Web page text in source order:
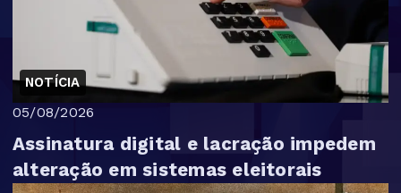
NOTÍCIA
05/08/2026
Assinatura digital e lacração impedem
alteração em sistemas eleitorais